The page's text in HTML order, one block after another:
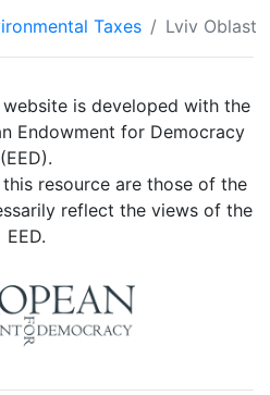
Taxes Lviv Oblast
is developed with the
Endowment for Democracy
(EED).
resource are those of the
reflect the views of the
EED.